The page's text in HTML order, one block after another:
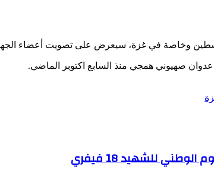
وخاصة في غزة، سيعرض على تصويت أعضاء الجهاز
صهيوني همجي منذ السابع اكتوبر الماضي.
للشهيد 18 فيفري